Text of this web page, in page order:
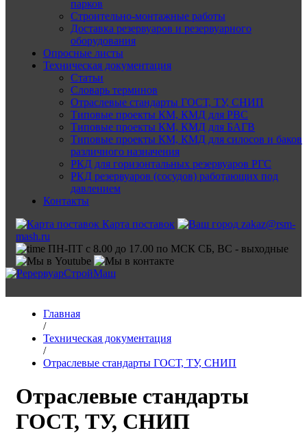
парков
Строительно-монтажные работы
Доставка резервуаров и резервуарного
оборудования
Опросные листы
Техническая документация
Статьи
Словарь терминов
Отраслевые стандарты ГОСТ, ТУ, СНИП
Типовые проекты КМ, КМД для РВС
Типовые проекты КМ, КМД для БАГВ
Типовые проекты КМ, КМД для силосов и баков
различного назначения
РКД для горизонтальных резервуаров РГС
РКД резервуаров (сосудов) работающих под
давлением
Контакты
Карта поставок
zakaz@rsm-
mash.ru
ПН-ПТ с 8.00 до 17.00 по МСК СБ, ВС - выходные
Главная
/
Техническая документация
/
Отраслевые стандарты ГОСТ, ТУ, СНИП
Отраслевые стандарты
ГОСТ, ТУ, СНИП